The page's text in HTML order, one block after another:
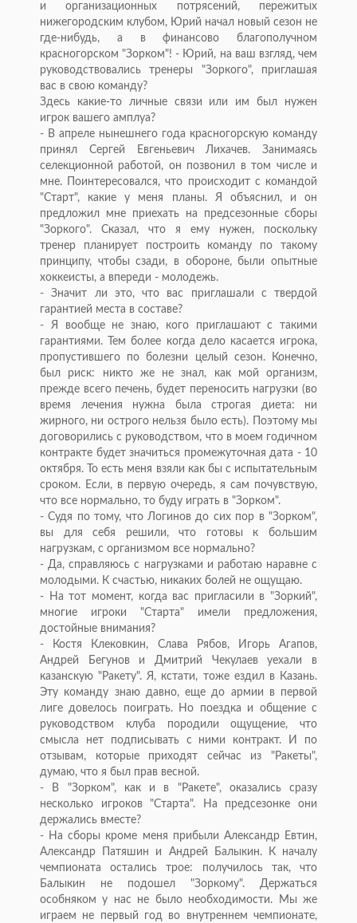
и организационных потрясений, пережитых
нижегородским клубом, Юрий начал новый сезон не
где-нибудь, а в финансово благополучном
красногорском "Зорком"! - Юрий, на ваш взгляд, чем
руководствовались тренеры "Зоркого", приглашая
вас в свою команду?
Здесь какие-то личные связи или им был нужен
игрок вашего амплуа?
- В апреле нынешнего года красногорскую команду
принял Сергей Евгеньевич Лихачев. Занимаясь
селекционной работой, он позвонил в том числе и
мне. Поинтересовался, что происходит с командой
"Старт", какие у меня планы. Я объяснил, и он
предложил мне приехать на предсезонные сборы
"Зоркого". Сказал, что я ему нужен, поскольку
тренер планирует построить команду по такому
принципу, чтобы сзади, в обороне, были опытные
хоккеисты, а впереди - молодежь.
- Значит ли это, что вас приглашали с твердой
гарантией места в составе?
- Я вообще не знаю, кого приглашают с такими
гарантиями. Тем более когда дело касается игрока,
пропустившего по болезни целый сезон. Конечно,
был риск: никто же не знал, как мой организм,
прежде всего печень, будет переносить нагрузки (во
время лечения нужна была строгая диета: ни
жирного, ни острого нельзя было есть). Поэтому мы
договорились с руководством, что в моем годичном
контракте будет значиться промежуточная дата - 10
октября. То есть меня взяли как бы с испытательным
сроком. Если, в первую очередь, я сам почувствую,
что все нормально, то буду играть в "Зорком".
- Судя по тому, что Логинов до сих пор в "Зорком",
вы для себя решили, что готовы к большим
нагрузкам, с организмом все нормально?
- Да, справляюсь с нагрузками и работаю наравне с
молодыми. К счастью, никаких болей не ощущаю.
- На тот момент, когда вас пригласили в "Зоркий",
многие игроки "Старта" имели предложения,
достойные внимания?
- Костя Клековкин, Слава Рябов, Игорь Агапов,
Андрей Бегунов и Дмитрий Чекулаев уехали в
казанскую "Ракету". Я, кстати, тоже ездил в Казань.
Эту команду знаю давно, еще до армии в первой
лиге довелось поиграть. Но поездка и общение с
руководством клуба породили ощущение, что
смысла нет подписывать с ними контракт. И по
отзывам, которые приходят сейчас из "Ракеты",
думаю, что я был прав весной.
- В "Зорком", как и в "Ракете", оказались сразу
несколько игроков "Старта". На предсезонке они
держались вместе?
- На сборы кроме меня прибыли Александр Евтин,
Александр Патяшин и Андрей Балыкин. К началу
чемпионата остались трое: получилось так, что
Балыкин не подошел "Зоркому". Держаться
особняком у нас не было необходимости. Мы же
играем не первый год во внутреннем чемпионате,